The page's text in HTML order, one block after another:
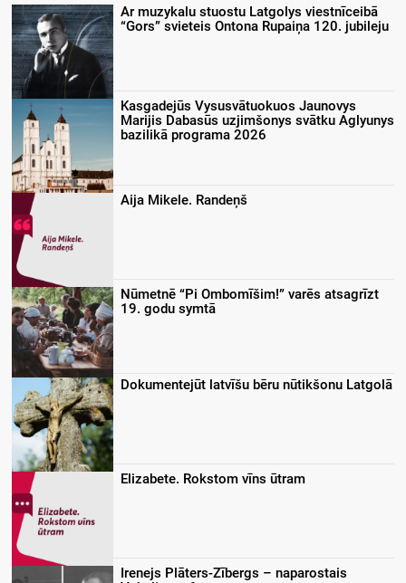
Ar muzykalu stuostu Latgolys viestnīceibā
“Gors” svieteis Ontona Rupaiņa 120. jubileju
Kasgadejūs Vysusvātuokuos Jaunovys
Marijis Dabasūs uzjimšonys svātku Aglyunys
bazilikā programa 2026
Aija Mikele. Randeņš
Nūmetnē “Pi Ombomīšim!” varēs atsagrīzt
19. godu symtā
Dokumentejūt latvīšu bēru nūtikšonu Latgolā
Elizabete. Rokstom vīns ūtram
Irenejs Plāters-Zībergs – naparostais